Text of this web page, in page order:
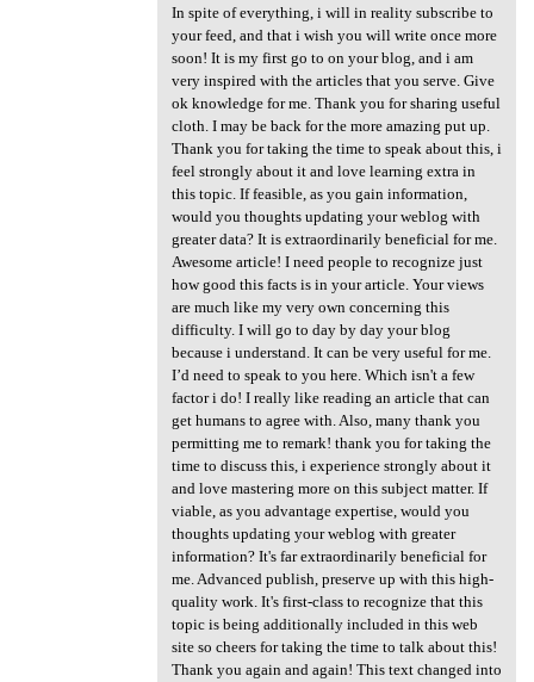
In spite of everything, i will in reality subscribe to
your feed, and that i wish you will write once more
soon! It is my first go to on your blog, and i am
very inspired with the articles that you serve. Give
ok knowledge for me. Thank you for sharing useful
cloth. I may be back for the more amazing put up.
Thank you for taking the time to speak about this, i
feel strongly about it and love learning extra in
this topic. If feasible, as you gain information,
would you thoughts updating your weblog with
greater data? It is extraordinarily beneficial for me.
Awesome article! I need people to recognize just
how good this facts is in your article. Your views
are much like my very own concerning this
difficulty. I will go to day by day your blog
because i understand. It can be very useful for me.
I’d need to speak to you here. Which isn't a few
factor i do! I really like reading an article that can
get humans to agree with. Also, many thank you
permitting me to remark! thank you for taking the
time to discuss this, i experience strongly about it
and love mastering more on this subject matter. If
viable, as you advantage expertise, would you
thoughts updating your weblog with greater
information? It's far extraordinarily beneficial for
me. Advanced publish, preserve up with this high-
quality work. It's first-class to recognize that this
topic is being additionally included in this web
site so cheers for taking the time to talk about this!
Thank you again and again! This text changed into